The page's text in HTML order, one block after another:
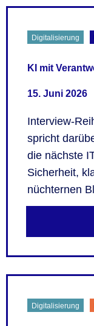
Digitalisierung
KI mit
15. Juni 2026
Interview-
spricht
die nächste
Sicherheit,
nüchternen
Digitalisierung